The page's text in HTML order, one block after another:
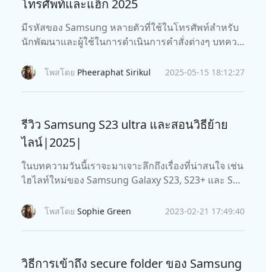
โทรศัพท์และแฮ็ก 2025
มีรหัสของ Samsung หลายตัวที่ใช้ในโทรศัพท์สำหรับ
นักพัฒนาและผู้ใช้ในการดำเนินการคำสั่งต่างๆ บทควา
Galaxyโพสโดย Pheeraphat Sirikul 2025-05-15 18:12:27
รีวิว Samsung S23 ultra และสอนวิธีย้าย
ไลน์|2025|
ในบทความวันนี้เราจะมาเจาะลึกถึงเรื่องที่น่าสนใจ เช่น
ไฮไลท์ใหม่ของ Samsung Galaxy S23, S23+ และ S23
โพสโดย Sophie Green 2023-02-21 17:49:40
วิธีการเข้าถึง secure folder ของ Samsung